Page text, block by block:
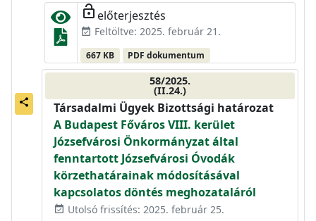
share
lock_open előterjesztés
event_available Feltöltve: 2025. február 21.
667 KB PDF dokumentum
58/2025.
(II.24.)
Társadalmi Ügyek Bizottsági határozat
A Budapest Főváros VIII. kerület
Józsefvárosi Önkormányzat által
fenntartott Józsefvárosi Óvodák
körzethatárainak módosításával
kapcsolatos döntés meghozataláról
event_available Utolsó frissítés: 2025. február 25.